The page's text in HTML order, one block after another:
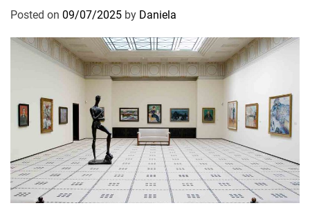
t
n
k
ö
n
e
n
Posted on 09/07/2025 by Daniela